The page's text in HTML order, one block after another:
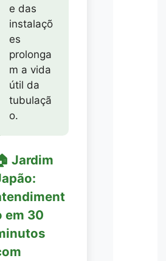
e das
instalaçõ
es
prolonga
m a vida
útil da
tubulaçã
o.
Jardim
em 30